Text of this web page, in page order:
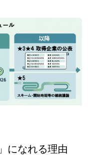
になれる理由